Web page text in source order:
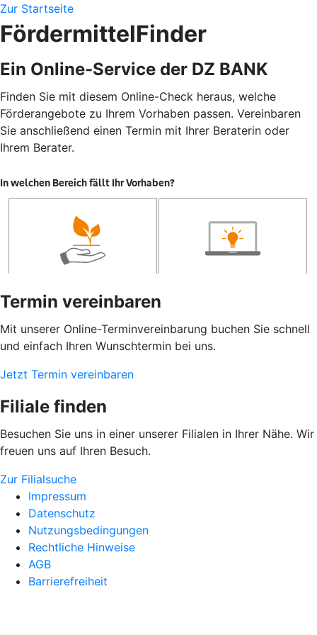
Zur Startseite
FördermittelFinder
Ein Online-Service der DZ BANK
Finden Sie mit diesem Online-Check heraus, welche
Förderangebote zu Ihrem Vorhaben passen. Vereinbaren
Sie anschließend einen Termin mit Ihrer Beraterin oder
Ihrem Berater.
Termin vereinbaren
Mit unserer Online-Terminvereinbarung buchen Sie schnell
und einfach Ihren Wunschtermin bei uns.
Jetzt Termin vereinbaren
Filiale finden
Besuchen Sie uns in einer unserer Filialen in Ihrer Nähe. Wir
freuen uns auf Ihren Besuch.
Zur Filialsuche
Impressum
Datenschutz
Nutzungsbedingungen
Rechtliche Hinweise
AGB
Barrierefreiheit